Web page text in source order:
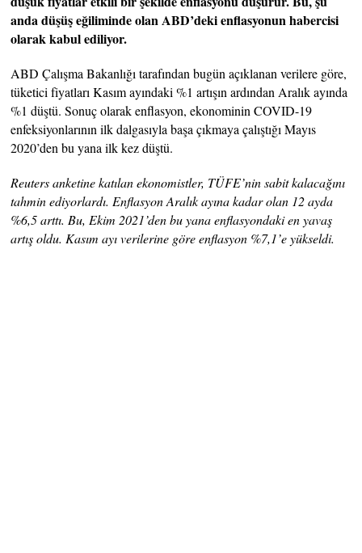
anda düşüş eğiliminde olan ABD’deki enflasyonun habercisi
olarak kabul ediliyor.
ABD Çalışma Bakanlığı tarafından bugün açıklanan verilere göre,
tüketici fiyatları Kasım ayındaki %1 artışın ardından Aralık ayında
%1 düştü. Sonuç olarak enflasyon, ekonominin COVID-19
enfeksiyonlarının ilk dalgasıyla başa çıkmaya çalıştığı Mayıs
2020’den bu yana ilk kez düştü.
Reuters anketine katılan ekonomistler, TÜFE’nin sabit kalacağını
tahmin ediyorlardı. Enflasyon Aralık ayına kadar olan 12 ayda
%6,5 arttı. Bu, Ekim 2021’den bu yana enflasyondaki en yavaş
artış oldu. Kasım ayı verilerine göre enflasyon %7,1’e yükseldi.